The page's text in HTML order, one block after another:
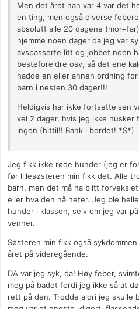
Men det året han var 4 var det
en ting, men også diverse
absolutt alle 20 dagene
hjemme noen dager da jeg var
avspasserte litt og jobbet noen
besteforeldre osv, så det ene
hadde en eller annen ordning
barn i nesten 30 dager!!!
Heldigvis har ikke fortsettelsen
vel 2 dager, hvis jeg ikke husker
ingen (hittil!! Bank i bordet! *S*)
Jeg fikk ikke røde hunder (jeg er
før lillesøsteren min fikk det. Alle
barn, men det må ha blitt
eller hva den nå heter. Jeg ble
hunder i klassen, selv om jeg var
venner.
Søsteren min fikk også
året på videregående.
DA var jeg syk, da! Høy feber,
meg på badet fordi jeg ikke så at
rett på den. Trodde aldri jeg skulle